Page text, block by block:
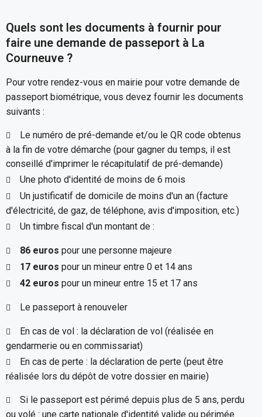
Quels sont les documents à fournir pour
faire une demande de passeport à La
Courneuve ?
Pour votre rendez-vous en mairie pour votre demande de
passeport biométrique, vous devez fournir les documents
suivants :
Le numéro de pré-demande et/ou le QR code obtenus
à la fin de votre démarche (pour gagner du temps, il est
conseillé d'imprimer le récapitulatif de pré-demande)
Une photo d'identité de moins de 6 mois
Un justificatif de domicile de moins d'un an (facture
d'électricité, de gaz, de téléphone, avis d'imposition, etc.)
Un timbre fiscal d'un montant de :
86 euros pour une personne majeure
17 euros pour un mineur entre 0 et 14 ans
42 euros pour un mineur entre 15 et 17 ans
Le passeport à renouveler
En cas de vol : la déclaration de vol (réalisée en
gendarmerie ou en commissariat)
En cas de perte : la déclaration de perte (peut être
réalisée lors du dépôt de votre dossier en mairie)
Si le passeport est périmé depuis plus de 5 ans, perdu
ou volé : une carte nationale d'identité valide ou périmée